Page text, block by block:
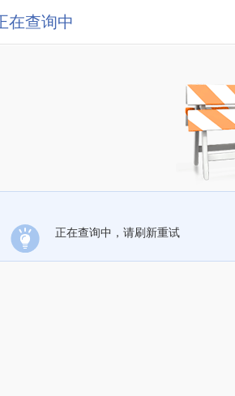
在查询中
正在查询中，请刷新重试